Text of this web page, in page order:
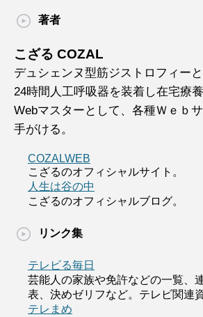
著者
こざる COZAL
デュシェンヌ型筋ジストロフィー
24時間人工呼吸器を装着し在宅療
Webマスターとして、各種Ｗｅｂ
手がける。
COZALWEB
こざるのオフィシャルサイト。
人生は谷の中
こざるのオフィシャルブログ。
リンク集
テレビる毎日
芸能人の家族や免許などの一覧、
表、決めゼリフなど。テレビ関連
テレまめ